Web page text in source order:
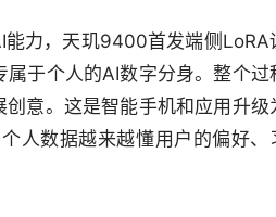
力，天玑9400首发端侧LoRA
于个人的AI数字分身。整个过
意。这是智能手机和应用升级
人数据越来越懂用户的偏好、